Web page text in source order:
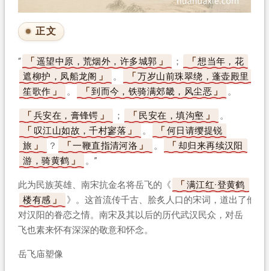
正文
“ 遥望中原，荒烟外，许多城郭 ；
想当年，花
遮柳护，凤船龙阁
。
万岁山前珠翠绕，蓬壶殿里
笙歌作
。 到而今，铁骑满郊畿，风尘恶 。
兵安在，膏锋锷 ； 民安在，填沟壑
。
叹江山如故，千村寥落
。
何日请缨提锐
旅
？ 一鞭直指清河洛 。
却归来再续汉阳
游，骑黄鹤
。”
此为民族英雄、南宋抗金名将岳飞的《
满江红·登黄鹤
楼有感
》。这首流传千古、脍炙人口的宋词，道出了他
对汉阳的眷恋之情。南宋及其以后的历代武汉民众，对岳
飞也素来怀有深深的敬意和怀念。
岳飞庙塑像